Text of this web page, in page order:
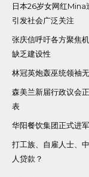
日本26岁女网红Mina
引发社会广泛关注
张庆信呼吁各方聚焦
缺乏建设性
林冠英炮轰巫统领袖
森美兰新届行政议会
表
华阳餐饮集团正式进
打工族、自雇人士、
人贷款？